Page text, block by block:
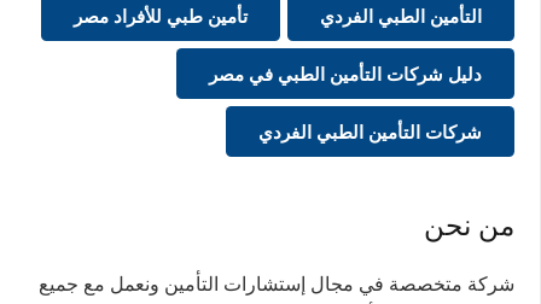
التأمين الطبي الفردي تأمين طبي للأفراد مصر
دليل شركات التأمين الطبي في مصر
شركات التأمين الطبي الفردي
من نحن
شركة متخصصة في مجال إستشارات التأمين ونعمل مع جميع